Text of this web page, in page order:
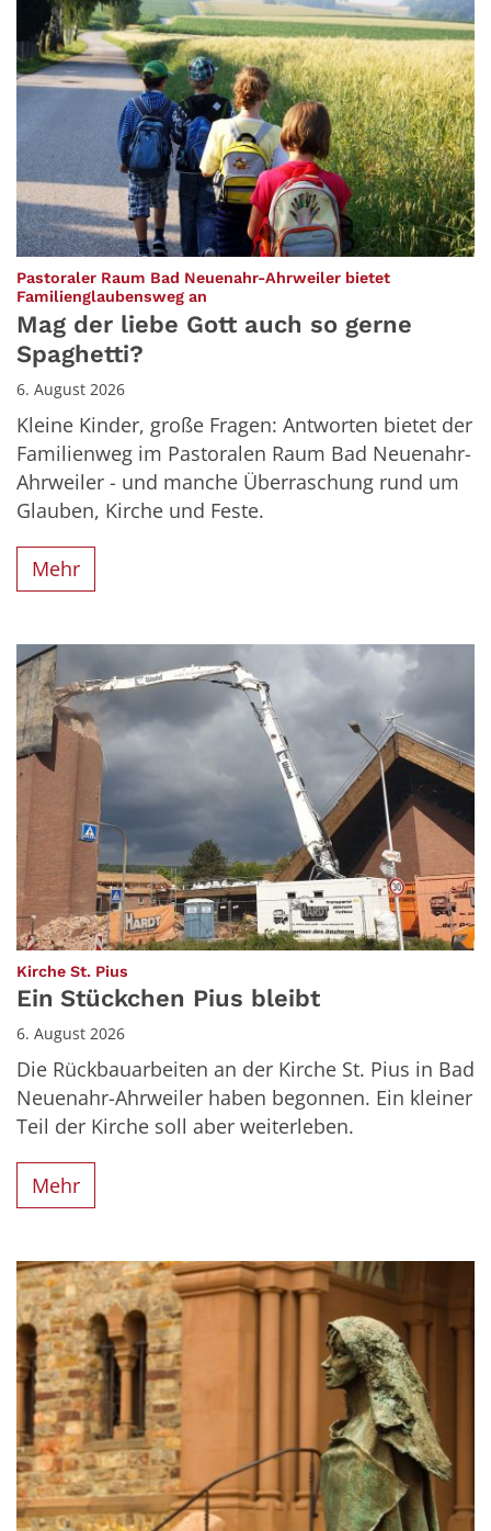
Pastoraler Raum Bad Neuenahr-Ahrweiler bietet
Familienglaubensweg an
Mag der liebe Gott auch so gerne
Spaghetti?
6. August 2026
Kleine Kinder, große Fragen: Antworten bietet der
Familienweg im Pastoralen Raum Bad Neuenahr-
Ahrweiler - und manche Überraschung rund um
Glauben, Kirche und Feste.
Mehr
Kirche St. Pius
Ein Stückchen Pius bleibt
6. August 2026
Die Rückbauarbeiten an der Kirche St. Pius in Bad
Neuenahr-Ahrweiler haben begonnen. Ein kleiner
Teil der Kirche soll aber weiterleben.
Mehr